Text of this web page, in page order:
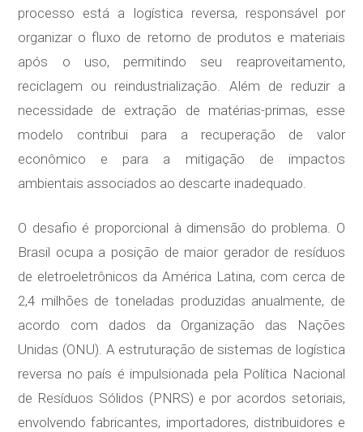
processo está a logística reversa, responsável por
organizar o fluxo de retorno de produtos e materiais
após o uso, permitindo seu reaproveitamento,
reciclagem ou reindustrialização. Além de reduzir a
necessidade de extração de matérias-primas, esse
modelo contribui para a recuperação de valor
econômico e para a mitigação de impactos
ambientais associados ao descarte inadequado.
O desafio é proporcional à dimensão do problema. O
Brasil ocupa a posição de maior gerador de resíduos
de eletroeletrônicos da América Latina, com cerca de
2,4 milhões de toneladas produzidas anualmente, de
acordo com dados da Organização das Nações
Unidas (ONU). A estruturação de sistemas de logística
reversa no país é impulsionada pela Política Nacional
de Resíduos Sólidos (PNRS) e por acordos setoriais,
envolvendo fabricantes, importadores, distribuidores e